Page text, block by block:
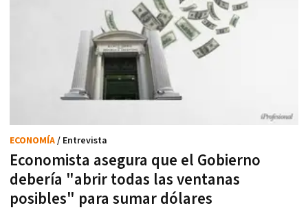
Economista asegura que el Gobierno
debería "abrir todas las ventanas
posibles" para sumar dólares
ECONOMÍA/ Entrevista